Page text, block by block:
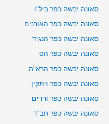
סאונה יבשה כפר ביל"ו
סאונה יבשה כפר האורנים
סאונה יבשה כפר הנגיד
סאונה יבשה כפר הס
סאונה יבשה כפר הרא"ה
סאונה יבשה כפר ויתקין
סאונה יבשה כפר ורדים
סאונה יבשה כפר חב"ד